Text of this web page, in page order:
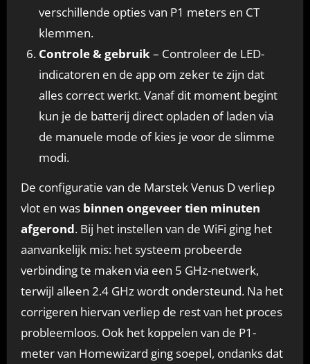
verschillende opties van P1 meters en CT
klemmen.
Controle & gebruik – Controleer de LED-
indicatoren en de app om zeker te zijn dat
alles correct werkt. Vanaf dit moment begint
kun je de batterij direct opladen of laden via
de manuele mode of kies je voor de slimme
modi.
De configuratie van de Marstek Venus D verliep
vlot en was binnen ongeveer tien minuten
afgerond. Bij het instellen van de WiFi ging het
aanvankelijk mis: het systeem probeerde
verbinding te maken via een 5 GHz-netwerk,
terwijl alleen 2.4 GHz wordt ondersteund. Na het
corrigeren hiervan verliep de rest van het proces
probleemloos. Ook het koppelen van de P1-
meter van Homewizard ging soepel, ondanks dat